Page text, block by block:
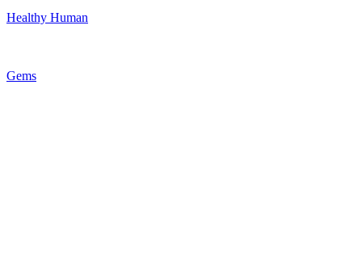
Healthy Human
Gems